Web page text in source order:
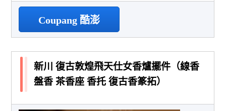
Coupang 酷澎
新川 復古敦煌飛天仕女香爐擺件（線香
盤香 茶香座 香托 復古香篆拓）